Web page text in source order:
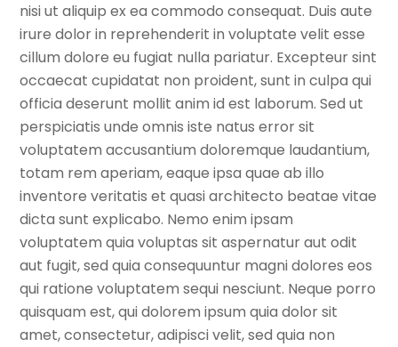
nisi ut aliquip ex ea commodo consequat. Duis aute
irure dolor in reprehenderit in voluptate velit esse
cillum dolore eu fugiat nulla pariatur. Excepteur sint
occaecat cupidatat non proident, sunt in culpa qui
officia deserunt mollit anim id est laborum. Sed ut
perspiciatis unde omnis iste natus error sit
voluptatem accusantium doloremque laudantium,
totam rem aperiam, eaque ipsa quae ab illo
inventore veritatis et quasi architecto beatae vitae
dicta sunt explicabo. Nemo enim ipsam
voluptatem quia voluptas sit aspernatur aut odit
aut fugit, sed quia consequuntur magni dolores eos
qui ratione voluptatem sequi nesciunt. Neque porro
quisquam est, qui dolorem ipsum quia dolor sit
amet, consectetur, adipisci velit, sed quia non